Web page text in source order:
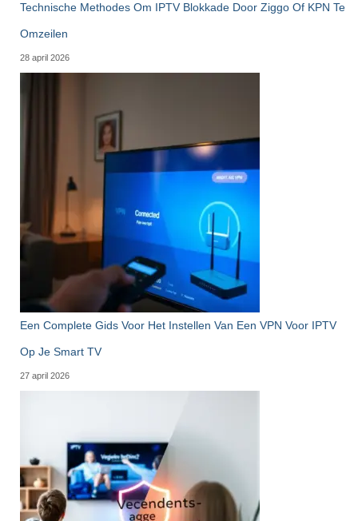
Technische Methodes Om IPTV Blokkade Door Ziggo Of KPN Te
Omzeilen
28 april 2026
Een Complete Gids Voor Het Instellen Van Een VPN Voor IPTV
Op Je Smart TV
27 april 2026